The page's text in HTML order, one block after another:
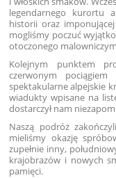
legendarnego kurortu
historii oraz
mogliśmy poczuć
otoczonego
Kolejnym punktem
czerwonym pociągiem
spektakularne alpejskie
wiadukty wpisane na
dostarczył nam
Naszą podróż
mieliśmy okazję
zupełnie inny,
krajobrazów i nowych
pamięci.